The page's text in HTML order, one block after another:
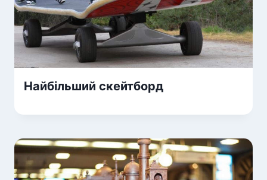
Найбільший скейтборд